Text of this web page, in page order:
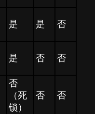
是 是 否
是 否 否
否
（死
锁）
否 否